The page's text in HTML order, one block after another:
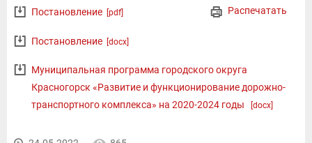
Распечатать
Постановление [pdf]
Постановление [docx]
Муниципальная программа городского округа
Красногорск «Развитие и функционирование дорожно-
транспортного комплекса» на 2020-2024 годы
[docx]